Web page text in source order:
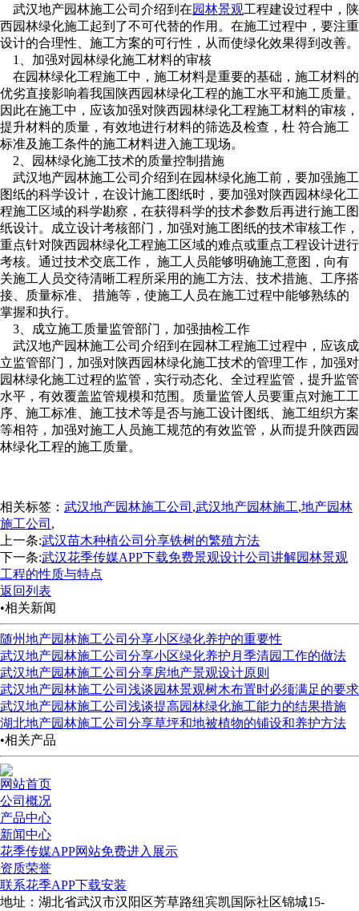
武汉地产园林施工公司介绍到在园林景观工程建设过程中，陕
西园林绿化施工起到了不可代替的作用。在施工过程中，要注重
设计的合理性、施工方案的可行性，从而使绿化效果得到改善。
1、加强对园林绿化施工材料的审核
在园林绿化工程施工中，施工材料是重要的基础，施工材料的
优劣直接影响着我国陕西园林绿化工程的施工水平和施工质量。
因此在施工中，应该加强对陕西园林绿化工程施工材料的审核，
提升材料的质量，有效地进行材料的筛选及检查，杜 符合施工
标准及施工条件的施工材料进入施工现场。
2、园林绿化施工技术的质量控制措施
武汉地产园林施工公司介绍到在园林绿化施工前，要加强施工
图纸的科学设计，在设计施工图纸时，要加强对陕西园林绿化工
程施工区域的科学勘察，在获得科学的技术参数后再进行施工图
纸设计。成立设计考核部门，加强对施工图纸的技术审核工作，
重点针对陕西园林绿化工程施工区域的难点或重点工程设计进行
考核。通过技术交底工作， 施工人员能够明确施工意图，向有
关施工人员交待清晰工程所采用的施工方法、技术措施、工序搭
接、质量标准、 措施等，使施工人员在施工过程中能够熟练的
掌握和执行。
3、成立施工质量监管部门，加强抽检工作
武汉地产园林施工公司介绍到在园林工程施工过程中，应该成
立监管部门，加强对陕西园林绿化施工技术的管理工作，加强对
园林绿化施工过程的监管，实行动态化、全过程监管，提升监管
水平，有效覆盖监管规模和范围。质量监管人员要重点对施工工
序、施工标准、施工技术等是否与施工设计图纸、施工组织方案
等相符，加强对施工人员施工规范的有效监管，从而提升陕西园
林绿化工程的施工质量。
相关标签： 武汉地产园林施工公司 ,武汉地产园林施工,地产园林
施工公司 ,
上一条:武汉苗木种植公司分享铁树的繁殖方法
下一条:武汉花季传媒APP下载免费景观设计公司讲解园林景观
工程的性质与特点
返回列表
•相关新闻
随州地产园林施工公司分享小区绿化养护的重要性
武汉地产园林施工公司分享小区绿化养护月季清园工作的做法
武汉地产园林施工公司分享房地产景观设计原则
武汉地产园林施工公司浅谈园林景观树木布置时必须满足的要求
武汉地产园林施工公司浅谈提高园林绿化施工能力的结果措施
湖北地产园林施工公司分享草坪和地被植物的铺设和养护方法
•相关产品
网站首页
公司概况
产品中心
新闻中心
花季传媒APP网站免费进入展示
资质荣誉
联系花季APP下载安装
地址：湖北省武汉市汉阳区芳草路纽宾凯国际社区锦城15-